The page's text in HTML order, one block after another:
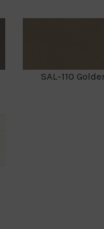
SAL-110